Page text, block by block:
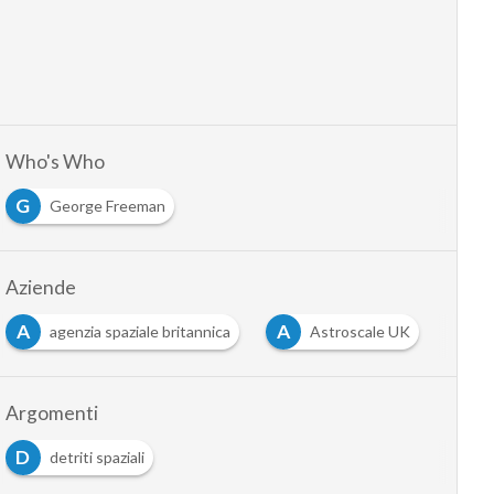
Who's Who
G
George Freeman
Aziende
A
agenzia spaziale britannica A Astroscale UK
Argomenti
D
detriti spaziali